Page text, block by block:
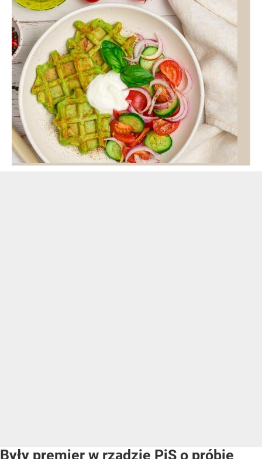
Były premier w rządzie PiS o próbie